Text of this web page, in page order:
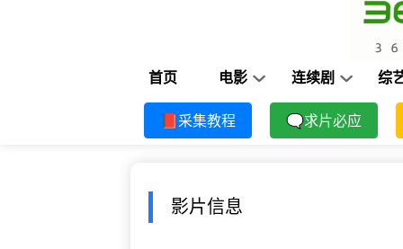
首页 电影 连续剧 综
📕采集教程 🗨求片必应
影片信息